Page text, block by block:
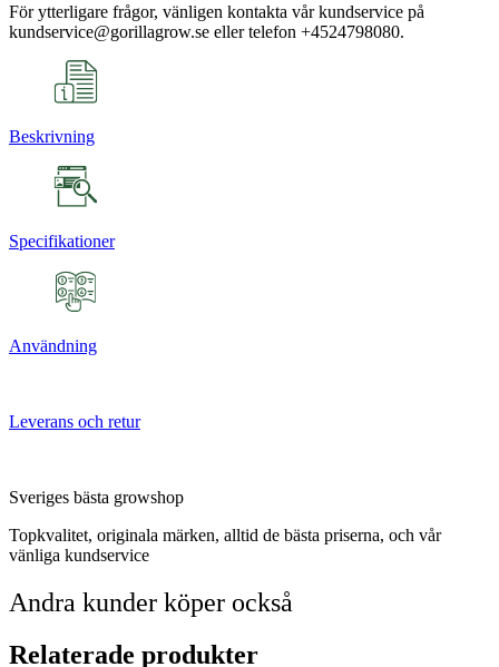
För ytterligare frågor, vänligen kontakta vår kundservice på
kundservice@gorillagrow.se eller telefon +4524798080.
Beskrivning
Specifikationer
Användning
Leverans och retur
Sveriges bästa growshop
Topkvalitet, originala märken, alltid de bästa priserna, och vår
vänliga kundservice
Andra kunder köper också
Relaterade produkter